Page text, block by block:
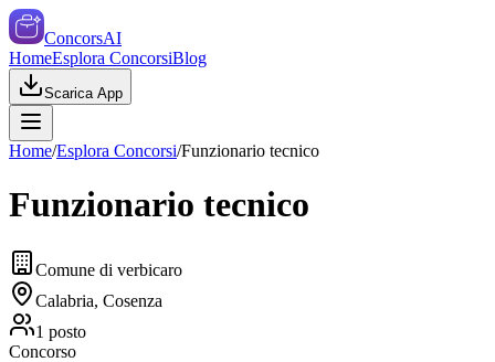
ConcorsAI
HomeEsplora ConcorsiBlog
Scarica App
Home/Esplora Concorsi/Funzionario tecnico
Funzionario tecnico
Comune di verbicaro
Calabria, Cosenza
1 posto
Concorso